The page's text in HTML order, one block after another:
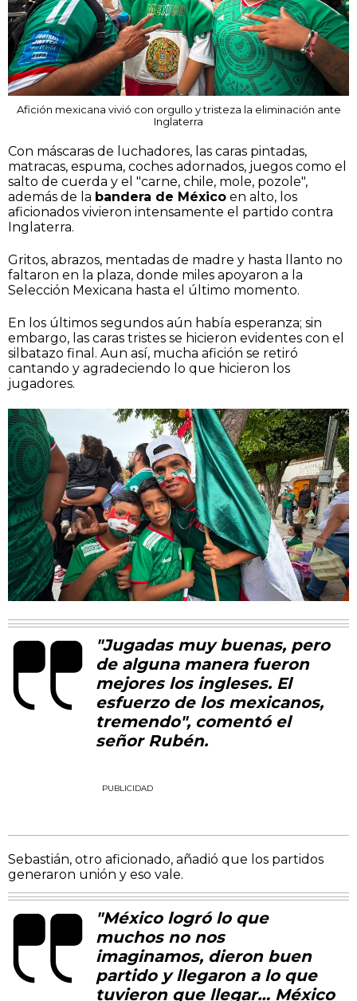
Afición mexicana vivió con orgullo y tristeza la eliminación ante
Inglaterra
Con máscaras de luchadores, las caras pintadas,
matracas, espuma, coches adornados, juegos como el
salto de cuerda y el "carne, chile, mole, pozole",
además de la bandera de México en alto, los
aficionados vivieron intensamente el partido contra
Inglaterra.
Gritos, abrazos, mentadas de madre y hasta llanto no
faltaron en la plaza, donde miles apoyaron a la
Selección Mexicana hasta el último momento.
En los últimos segundos aún había esperanza; sin
embargo, las caras tristes se hicieron evidentes con el
silbatazo final. Aun así, mucha afición se retiró
cantando y agradeciendo lo que hicieron los
jugadores.
"Jugadas muy buenas, pero
de alguna manera fueron
mejores los ingleses. El
esfuerzo de los mexicanos,
tremendo", comentó el
señor Rubén.
PUBLICIDAD
Sebastián, otro aficionado, añadió que los partidos
generaron unión y eso vale.
"México logró lo que
muchos no nos
imaginamos, dieron buen
partido y llegaron a lo que
tuvieron que llegar… México